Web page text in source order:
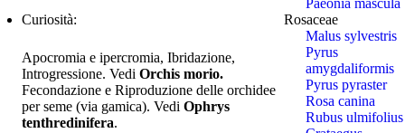
Curiosità:
Apocromia e ipercromia, Ibridazione,
Introgressione. Vedi Orchis morio.
Fecondazione e Riproduzione delle orchidee
per seme (via gamica). Vedi Ophrys
tenthredinifera.
Rosaceae
Malus sylvestris
Pyrus
amygdaliformis
Pyrus pyraster
Rosa canina
Rubus ulmifolius